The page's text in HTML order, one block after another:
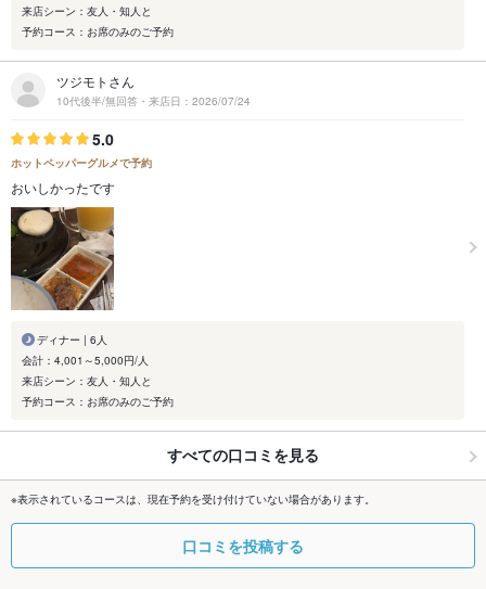
来店シーン：友人・知人と
予約コース：お席のみのご予約
ツジモトさん
10代後半/無回答・来店日：2026/07/24
5.0
ホットペッパーグルメで予約
おいしかったです
ディナー | 6人
会計：4,001～5,000円/人
来店シーン：友人・知人と
予約コース：お席のみのご予約
すべての口コミを見る
※表示されているコースは、現在予約を受け付けていない場合があります。
口コミを投稿する